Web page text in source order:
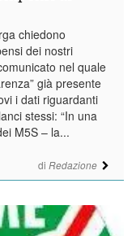
di Redazione
chiedono
dei nostri
nel quale
già presente
i dati riguardanti
stessi: “In una
M5S – la...